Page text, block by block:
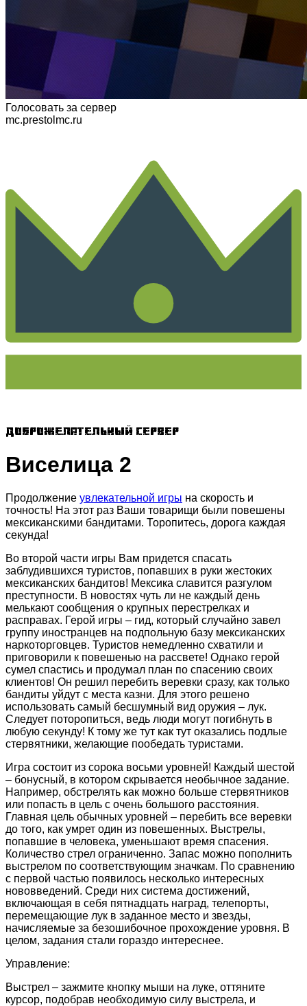
Голосовать за сервер
mc.prestolmc.ru
Доброжелательный сервер
Виселица 2
Продолжение увлекательной игры на скорость и
точность! На этот раз Ваши товарищи были повешены
мексиканскими бандитами. Торопитесь, дорога каждая
секунда!
Во второй части игры Вам придется спасать
заблудившихся туристов, попавших в руки жестоких
мексиканских бандитов! Мексика славится разгулом
преступности. В новостях чуть ли не каждый день
мелькают сообщения о крупных перестрелках и
расправах. Герой игры – гид, который случайно завел
группу иностранцев на подпольную базу мексиканских
наркоторговцев. Туристов немедленно схватили и
приговорили к повешенью на рассвете! Однако герой
сумел спастись и продумал план по спасению своих
клиентов! Он решил перебить веревки сразу, как только
бандиты уйдут с места казни. Для этого решено
использовать самый бесшумный вид оружия – лук.
Следует поторопиться, ведь люди могут погибнуть в
любую секунду! К тому же тут как тут оказались подлые
стервятники, желающие пообедать туристами.
Игра состоит из сорока восьми уровней! Каждый шестой
– бонусный, в котором скрывается необычное задание.
Например, обстрелять как можно больше стервятников
или попасть в цель с очень большого расстояния.
Главная цель обычных уровней – перебить все веревки
до того, как умрет один из повешенных. Выстрелы,
попавшие в человека, уменьшают время спасения.
Количество стрел ограниченно. Запас можно пополнить
выстрелом по соответствующим значкам. По сравнению
с первой частью появилось несколько интересных
нововведений. Среди них система достижений,
включающая в себя пятнадцать наград, телепорты,
перемещающие лук в заданное место и звезды,
начисляемые за безошибочное прохождение уровня. В
целом, задания стали гораздо интереснее.
Управление:
Выстрел – зажмите кнопку мыши на луке, оттяните
курсор, подобрав необходимую силу выстрела, и